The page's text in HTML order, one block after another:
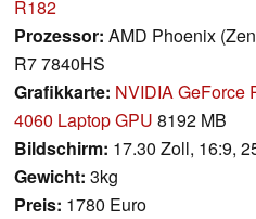
R182
Prozessor: AMD Phoenix
R7 7840HS
Grafikkarte: NVIDIA GeForce
4060 Laptop GPU 8192 MB
Bildschirm: 17.30 Zoll, 16:9,
Gewicht: 3kg
Preis: 1780 Euro